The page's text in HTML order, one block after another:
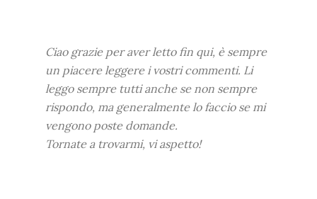
Ciao grazie per aver letto fin qui, è sempre
un piacere leggere i vostri commenti. Li
leggo sempre tutti anche se non sempre
rispondo, ma generalmente lo faccio se mi
vengono poste domande.
Tornate a trovarmi, vi aspetto!